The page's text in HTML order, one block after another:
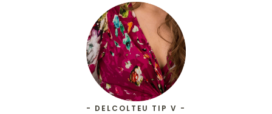
- DELCOLTEU TIP V -